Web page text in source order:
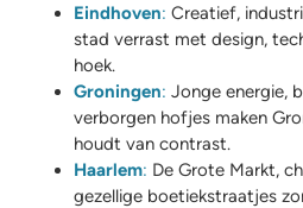
Eindhoven: Creatief,
stad verrast met design,
hoek.
Groningen: Jonge energie,
verborgen hofjes maken
houdt van contrast.
Haarlem: De Grote Markt,
gezellige boetiekstraatjes